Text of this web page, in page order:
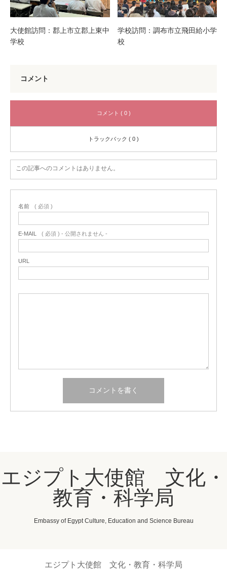
大使館訪問：郡上市立郡上東中
学校
学校訪問：調布市立飛田給小学
校
コメント
コメント ( 0 )
トラックバック ( 0 )
この記事へのコメントはありません。
名前 ( 必須 )
E-MAIL ( 必須 ) - 公開されません -
URL
エジプト大使館 文化・
教育・科学局
Embassy of Egypt Culture, Education and Science Bureau
エジプト大使館 文化・教育・科学局